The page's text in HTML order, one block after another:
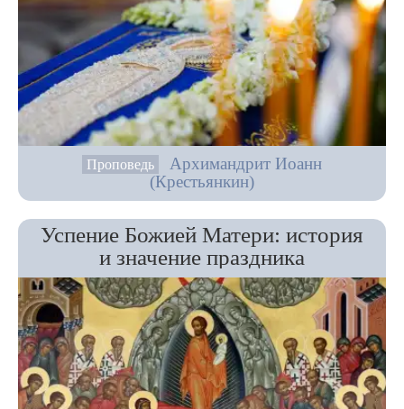
Проповедь
Архимандрит Иоанн
(Крестьянкин)
Успение Божией Матери: история
и значение праздника